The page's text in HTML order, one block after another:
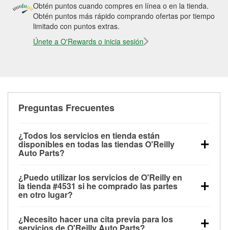
Obtén puntos cuando compres en línea o en la tienda.
Obtén puntos más rápido comprando ofertas por tiempo
limitado con puntos extras.
Únete a O'Rewards o inicia sesión
Preguntas Frecuentes
¿Todos los servicios en tienda están
disponibles en todas las tiendas O'Reilly
Auto Parts?
las pruebas de batería, pruebas de alternador y
motor de arranque, revisión de la luz “Check Engine”
con O'Reilly VeriScan® e instalación de
limpiaparabrisas o bombillas, están disponibles en
todas las tiendas O'Reilly Auto Parts. La tienda
¿Puedo utilizar los servicios de O'Reilly en
la tienda #4531 si he comprado las partes
en otro lugar?
de O'Reilly Auto Parts que estén disponibles en la
¿Necesito hacer una cita previa para los